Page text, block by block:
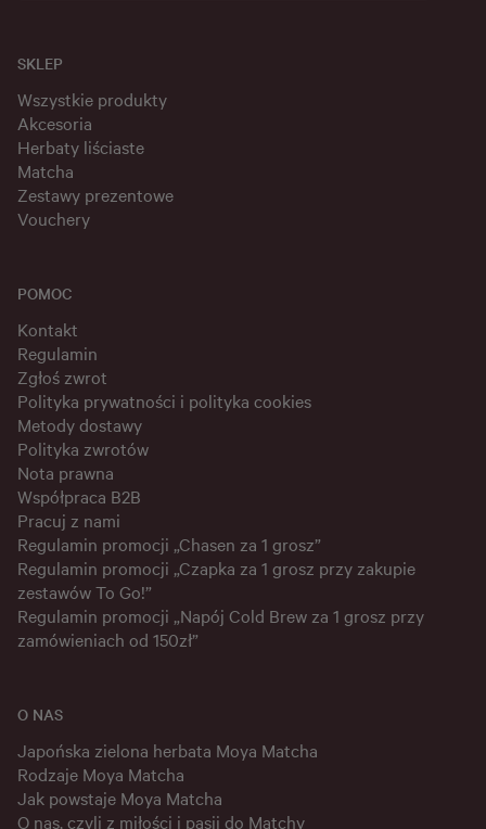
SKLEP
Wszystkie produkty
Akcesoria
Herbaty liściaste
Matcha
Zestawy prezentowe
Vouchery
POMOC
Kontakt
Regulamin
Zgłoś zwrot
Polityka prywatności i polityka cookies
Metody dostawy
Polityka zwrotów
Nota prawna
Współpraca B2B
Pracuj z nami
Regulamin promocji „Chasen za 1 grosz”
Regulamin promocji „Czapka za 1 grosz przy zakupie
zestawów To Go!”
Regulamin promocji „Napój Cold Brew za 1 grosz przy
zamówieniach od 150zł”
O NAS
Japońska zielona herbata Moya Matcha
Rodzaje Moya Matcha
Jak powstaje Moya Matcha
O nas, czyli z miłości i pasji do Matchy